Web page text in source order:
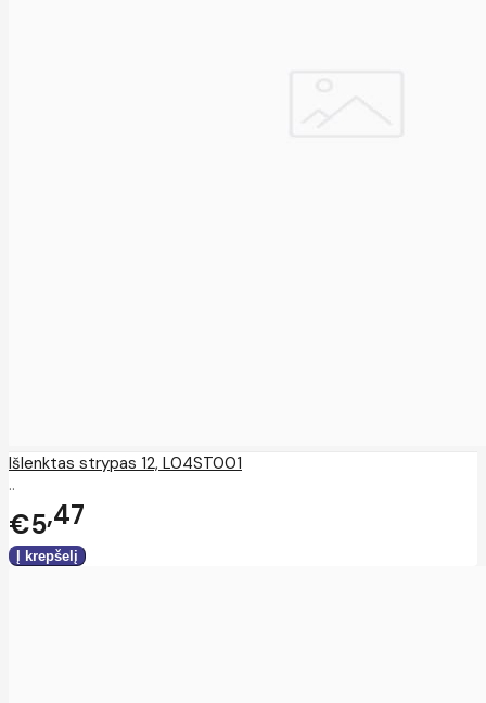
Išlenktas strypas 12, L04ST001
..
€5 47